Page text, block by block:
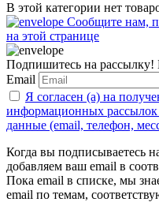
В этой категории нет
Сообщите нам,
на этой странице
Подпишитесь на рассылку!
Email
Я согласен (а) на
информационных
данные (email, телефон,
Когда вы
добавляем ваш email в
Пока email в списке, мы
email по темам,